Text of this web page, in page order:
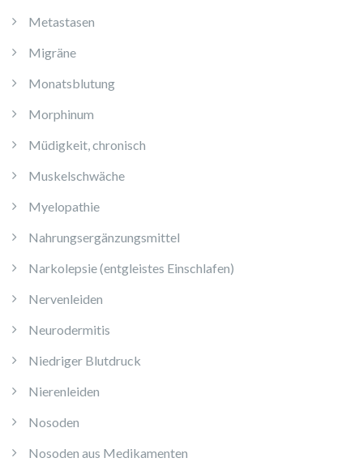
Metastasen
Migräne
Monatsblutung
Morphinum
Müdigkeit, chronisch
Muskelschwäche
Myelopathie
Nahrungsergänzungsmittel
Narkolepsie (entgleistes Einschlafen)
Nervenleiden
Neurodermitis
Niedriger Blutdruck
Nierenleiden
Nosoden
Nosoden aus Medikamenten